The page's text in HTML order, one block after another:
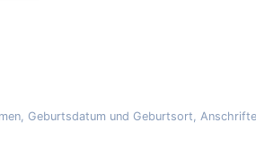
Geburtsdatum und Geburtsort,